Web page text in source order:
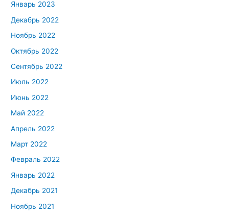
Январь 2023
Декабрь 2022
Ноябрь 2022
Октябрь 2022
Сентябрь 2022
Июль 2022
Июнь 2022
Май 2022
Апрель 2022
Март 2022
Февраль 2022
Январь 2022
Декабрь 2021
Ноябрь 2021